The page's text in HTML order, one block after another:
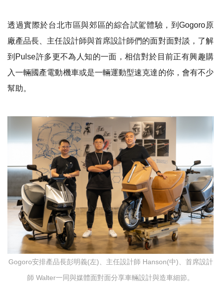
透過實際於台北市區與郊區的綜合試駕體驗，到Gogoro原
廠產品長、主任設計師與首席設計師們的面對面對談，了解
到 Pulse許多更不為人知的一面，相信對於目前正有興趣購
入一輛國產電動機車或是一輛運動型速克達的你，會有不少
幫助。
Gogoro安排產品長彭明義(左)、主任設計師 Hanson(中)、首席設計
師 Walter一同與媒體面對面分享車輛設計與造車細節。